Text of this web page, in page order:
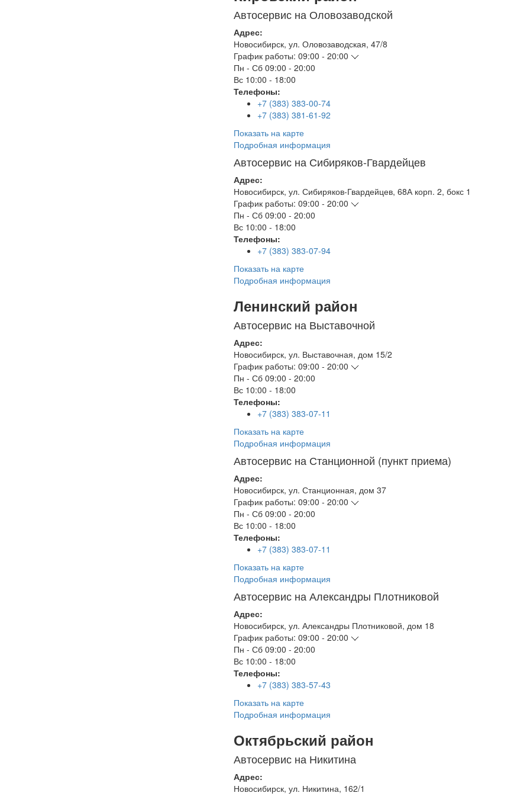
Автосервис на Оловозаводской
Адрес:
Новосибирск, ул. Оловозаводская, 47/8
График работы: 09:00 - 20:00
Пн - Сб 09:00 - 20:00
Вс 10:00 - 18:00
Телефоны:
+7 (383) 383-00-74
+7 (383) 381-61-92
Показать на карте
Подробная информация
Автосервис на Сибиряков-Гвардейцев
Адрес:
Новосибирск, ул. Сибиряков-Гвардейцев, 68А корп. 2, бокс 1
График работы: 09:00 - 20:00
Пн - Сб 09:00 - 20:00
Вс 10:00 - 18:00
Телефоны:
+7 (383) 383-07-94
Показать на карте
Подробная информация
Ленинский район
Автосервис на Выставочной
Адрес:
Новосибирск, ул. Выставочная, дом 15/2
График работы: 09:00 - 20:00
Пн - Сб 09:00 - 20:00
Вс 10:00 - 18:00
Телефоны:
+7 (383) 383-07-11
Показать на карте
Подробная информация
Автосервис на Станционной (пункт приема)
Адрес:
Новосибирск, ул. Станционная, дом 37
График работы: 09:00 - 20:00
Пн - Сб 09:00 - 20:00
Вс 10:00 - 18:00
Телефоны:
+7 (383) 383-07-11
Показать на карте
Подробная информация
Автосервис на Александры Плотниковой
Адрес:
Новосибирск, ул. Александры Плотниковой, дом 18
График работы: 09:00 - 20:00
Пн - Сб 09:00 - 20:00
Вс 10:00 - 18:00
Телефоны:
+7 (383) 383-57-43
Показать на карте
Подробная информация
Октябрьский район
Автосервис на Никитина
Адрес:
Новосибирск, ул. Никитина, 162/1